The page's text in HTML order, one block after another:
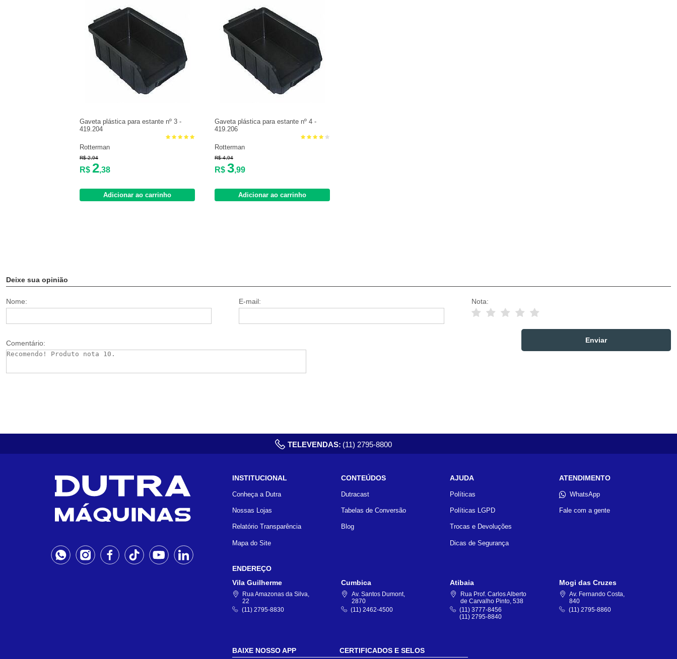
Gaveta plástica para estante nº 3 -
419.204
Rotterman
R$ 2,94
R$ 2,38
Adicionar ao carrinho
Gaveta plástica para estante nº 4 -
419.206
Rotterman
R$ 4,94
R$ 3,99
Adicionar ao carrinho
Deixe sua opinião
Nome: E-mail: Nota:
Comentário:
TELEVENDAS: (11) 2795-8800
INSTITUCIONAL
Conheça a Dutra
Nossas Lojas
Relatório Transparência
Mapa do Site
CONTEÚDOS
Dutracast
Tabelas de Conversão
Blog
AJUDA
Políticas
Políticas LGPD
Trocas e Devoluções
Dicas de Segurança
ATENDIMENTO
WhatsApp
Fale com a gente
ENDEREÇO
Vila Guilherme
Rua Amazonas da Silva,
22
(11) 2795-8830
Cumbica
Av. Santos Dumont,
2870
(11) 2462-4500
Atibaia
Rua Prof. Carlos Alberto
de Carvalho Pinto, 538
(11) 3777-8456
(11) 2795-8840
Mogi das Cruzes
Av. Fernando Costa,
840
(11) 2795-8860
BAIXE NOSSO APP CERTIFICADOS E SELOS